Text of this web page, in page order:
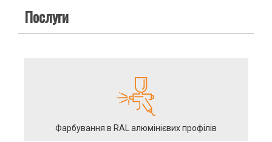
Послуги
Фарбування в RAL алюмінієвих профілів